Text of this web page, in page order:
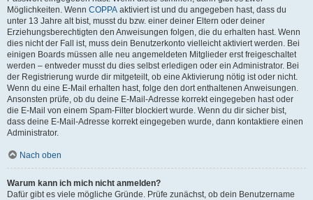
Möglichkeiten. Wenn COPPA aktiviert ist und du angegeben hast, dass du
unter 13 Jahre alt bist, musst du bzw. einer deiner Eltern oder deiner
Erziehungsberechtigten den Anweisungen folgen, die du erhalten hast. Wenn
dies nicht der Fall ist, muss dein Benutzerkonto vielleicht aktiviert werden. Bei
einigen Boards müssen alle neu angemeldeten Mitglieder erst freigeschaltet
werden – entweder musst du dies selbst erledigen oder ein Administrator. Bei
der Registrierung wurde dir mitgeteilt, ob eine Aktivierung nötig ist oder nicht.
Wenn du eine E-Mail erhalten hast, folge den dort enthaltenen Anweisungen.
Ansonsten prüfe, ob du deine E-Mail-Adresse korrekt eingegeben hast oder
die E-Mail von einem Spam-Filter blockiert wurde. Wenn du dir sicher bist,
dass deine E-Mail-Adresse korrekt eingegeben wurde, dann kontaktiere einen
Administrator.
Nach oben
Warum kann ich mich nicht anmelden?
Dafür gibt es viele mögliche Gründe. Prüfe zunächst, ob dein Benutzername